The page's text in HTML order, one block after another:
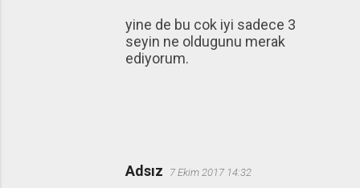
yine de bu cok iyi sadece 3
seyin ne oldugunu merak
ediyorum.
Adsız 7 Ekim 2017 14:32